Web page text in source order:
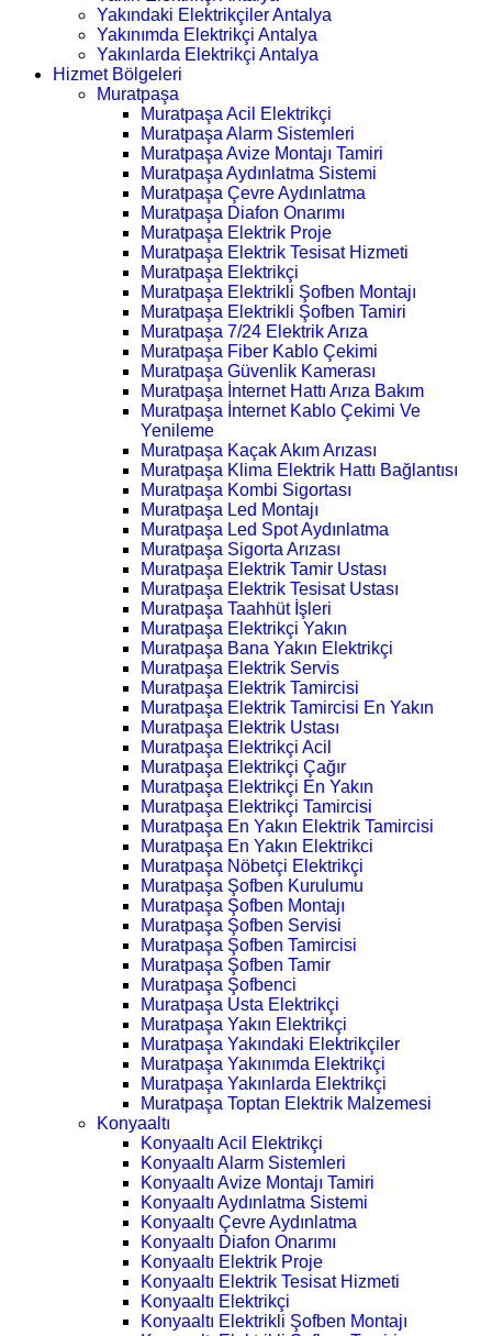
Yakındaki Elektrikçiler Antalya
Yakınımda Elektrikçi Antalya
Yakınlarda Elektrikçi Antalya
Hizmet Bölgeleri
Muratpaşa
Muratpaşa Acil Elektrikçi
Muratpaşa Alarm Sistemleri
Muratpaşa Avize Montajı Tamiri
Muratpaşa Aydınlatma Sistemi
Muratpaşa Çevre Aydınlatma
Muratpaşa Diafon Onarımı
Muratpaşa Elektrik Proje
Muratpaşa Elektrik Tesisat Hizmeti
Muratpaşa Elektrikçi
Muratpaşa Elektrikli Şofben Montajı
Muratpaşa Elektrikli Şofben Tamiri
Muratpaşa 7/24 Elektrik Arıza
Muratpaşa Fiber Kablo Çekimi
Muratpaşa Güvenlik Kamerası
Muratpaşa İnternet Hattı Arıza Bakım
Muratpaşa İnternet Kablo Çekimi Ve
Yenileme
Muratpaşa Kaçak Akım Arızası
Muratpaşa Klima Elektrik Hattı Bağlantısı
Muratpaşa Kombi Sigortası
Muratpaşa Led Montajı
Muratpaşa Led Spot Aydınlatma
Muratpaşa Sigorta Arızası
Muratpaşa Elektrik Tamir Ustası
Muratpaşa Elektrik Tesisat Ustası
Muratpaşa Taahhüt İşleri
Muratpaşa Elektrikçi Yakın
Muratpaşa Bana Yakın Elektrikçi
Muratpaşa Elektrik Servis
Muratpaşa Elektrik Tamircisi
Muratpaşa Elektrik Tamircisi En Yakın
Muratpaşa Elektrik Ustası
Muratpaşa Elektrikçi Acil
Muratpaşa Elektrikçi Çağır
Muratpaşa Elektrikçi En Yakın
Muratpaşa Elektrikçi Tamircisi
Muratpaşa En Yakın Elektrik Tamircisi
Muratpaşa En Yakın Elektrikci
Muratpaşa Nöbetçi Elektrikçi
Muratpaşa Şofben Kurulumu
Muratpaşa Şofben Montajı
Muratpaşa Şofben Servisi
Muratpaşa Şofben Tamircisi
Muratpaşa Şofben Tamir
Muratpaşa Şofbenci
Muratpaşa Usta Elektrikçi
Muratpaşa Yakın Elektrikçi
Muratpaşa Yakındaki Elektrikçiler
Muratpaşa Yakınımda Elektrikçi
Muratpaşa Yakınlarda Elektrikçi
Muratpaşa Toptan Elektrik Malzemesi
Konyaaltı
Konyaaltı Acil Elektrikçi
Konyaaltı Alarm Sistemleri
Konyaaltı Avize Montajı Tamiri
Konyaaltı Aydınlatma Sistemi
Konyaaltı Çevre Aydınlatma
Konyaaltı Diafon Onarımı
Konyaaltı Elektrik Proje
Konyaaltı Elektrik Tesisat Hizmeti
Konyaaltı Elektrikçi
Konyaaltı Elektrikli Şofben Montajı